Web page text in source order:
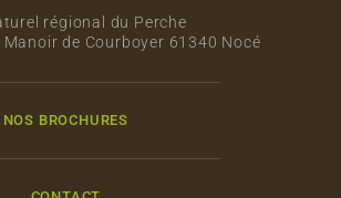
régional du Perche
de Courboyer 61340 Nocé
NOS BROCHURES